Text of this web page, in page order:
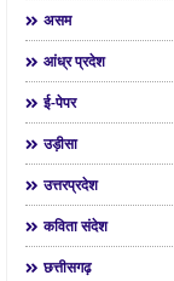
असम
आंध्र प्रदेश
ई-पेपर
उड़ीसा
उत्तरप्रदेश
कविता संदेश
छत्तीसगढ़